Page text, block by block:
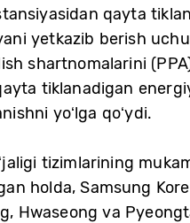
qayta
yetkazib berish
shartnomalarini
tiklanadigan
yoʻlga qoʻydi.
tizimlarining
holda, Samsung
Hwaseong va